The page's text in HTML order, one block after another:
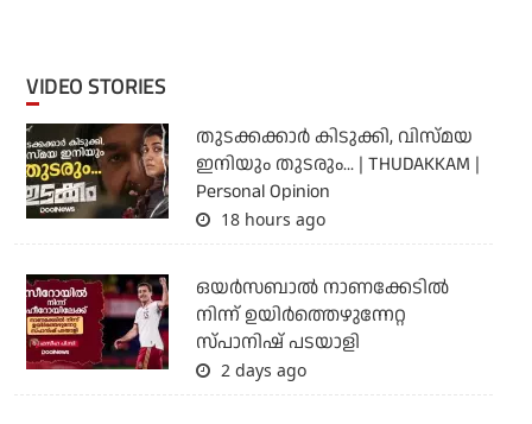
VIDEO STORIES
തുടക്കക്കാര്‍ കിടുക്കി, വിസ്മയ
ഇനിയും തുടരും... | THUDAKKAM |
Personal Opinion
18 hours ago
ഒയര്‍സബാൽ നാണക്കേടിൽ
നിന്ന് ഉയിർത്തെഴുന്നേറ്റ
സ്പാനിഷ് പടയാളി
2 days ago